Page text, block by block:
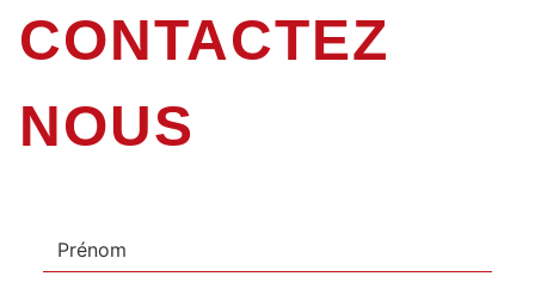
CONTACTEZ
NOUS